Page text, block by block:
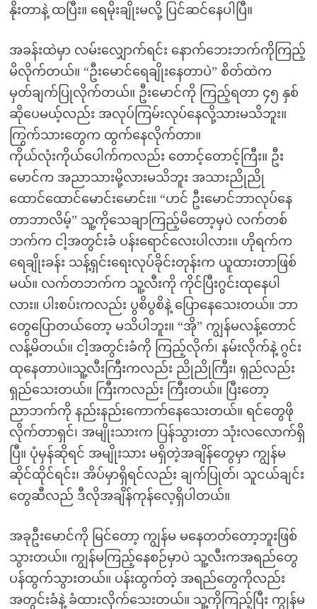
နိုးတာနဲ့ ထပြီး။ ရေမိုးချိုးမလို့ ပြင်ဆင်နေပါပြီ။
အခန်းထဲမှာ လမ်းလျှောက်ရင်း နောက်ဘေးဘက်ကိုကြည့်
မိလိုက်တယ်။ “ဦးမောင်ရေချိုးနေတာပဲ” စိတ်ထဲက
မှတ်ချက်ပြုလိုက်တယ်။ ဦးမောင်ကို ကြည့်ရတာ ၄၅ နှစ်
ဆိုပေမယ့်လည်း အလုပ်ကြမ်းလုပ်နေလို့သားမသိဘူး။
ကြွက်သားတွေက ထွက်နေလိုက်တာ။
ကိုယ်လုံးကိုယ်ပေါက်ကလည်း တောင့်တောင့်ကြီး။ ဦး
မောင်က အညာသားမို့လားမသိဘူး အသားညိုညို
ထောင်ထောင်မောင်းမောင်း။ “ဟင် ဦးမောင်ဘာလုပ်နေ
တာဘာလိမ့်” သူ့ကိုသေချာကြည့်မိတော့မှပဲ လက်တစ်
ဘက်က ငါ့အတွင်းခံ ပန်းရောင်လေးပါလား။ ဟိုရက်က
ရေချိုးခန်း သန့်ရှင်းရေးလုပ်ခိုင်းတုန်းက ယူထားတာဖြစ်
မယ်။ လက်တဘက်က သူ့လီးကို ကိုင်ပြီးဂွင်းထုနေပါ
လား။ ပါးစပ်းကလည်း ပွစိပွစိနဲ့ ပြောနေသေးတယ်။ ဘာ
တွေပြောတယ်တော့ မသိပါဘူး။ “အို” ကျွန်မလန့်တောင်
လန့်မိတယ်။ ငါ့အတွင်းခံကို ကြည့်လိုက်၊ နမ်းလိုက်နဲ့ ဂွင်း
ထုနေတာပဲ။သူ့လီးကြီးကလည်း ညိုညိုကြီး၊ ရှည်လည်း
ရှည်သေးတယ်။ ကြီးကလည်း ကြီးတယ်။ ပြီးတော့
ညာဘက်ကို နည်းနည်းကောက်နေသေးတယ်။ ရင်တွေဖို
လိုက်တာရှင်၊ အမျိုးသားက ပြန်သွားတာ သုံးလလောက်ရှိ
ပြီ။ ပုံမှန်ဆိုရင် အမျိုးသား မရှိတဲ့အချိန်တွေမှာ ကျွန်မ
ဆိုင်ထိုင်ရင်း၊ အိပ်မှာရှိရင်လည်း ချက်ပြုတ်၊ သူငယ်ချင်း
တွေဆီလည် ဒီလိုအချိန်ကုန်လေ့ရှိပါတယ်။
အခုဦးမောင်ကို မြင်တော့ ကျွန်မ မနေတတ်တော့ဘူးဖြစ်
သွားတယ်။ ကျွန်မကြည့်နေစဉ်မှာပဲ သူ့လီးကအရည်တွေ
ပန်ထွက်သွားတယ်။ ပန်းထွက်တဲ့ အရည်တွေကိုလည်း
အတွင်းခံနဲ့ ခံထားလိုက်သေးတယ်။ သူ့ကိုကြည့်ပြီး ကျွန်မ